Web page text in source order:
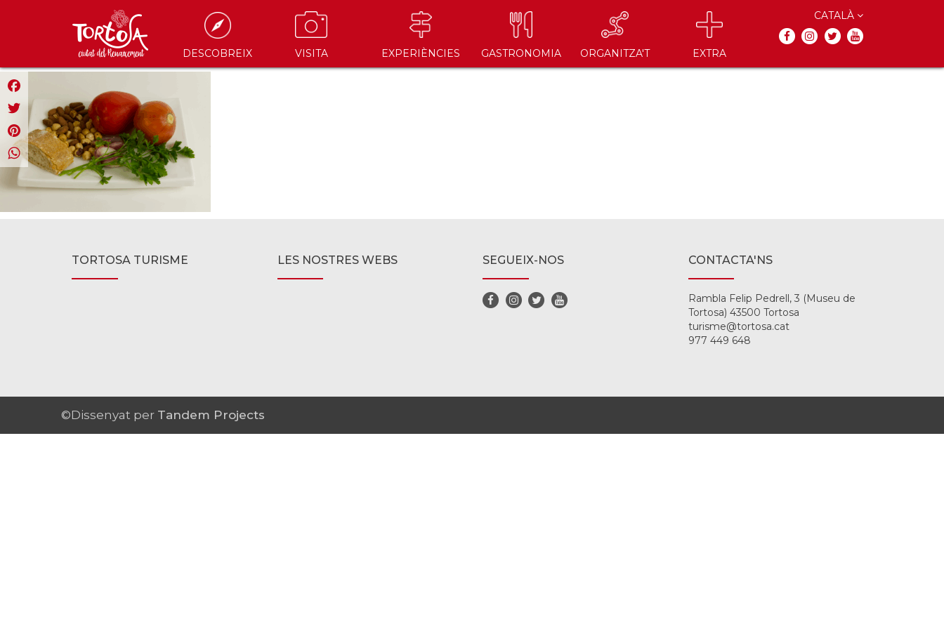
DESCOBREIX VISITA EXPERIÈNCIES GASTRONOMIA ORGANITZA'T EXTRA
CATALÀ
TORTOSA TURISME LES NOSTRES WEBS SEGUEIX-NOS CONTACTA'NS
Rambla Felip Pedrell, 3 (Museu de
Tortosa) 43500 Tortosa
turisme@tortosa.cat
977 449 648
©Dissenyat per Tandem Projects
Facebook
Twitter
Pinterest
WhatsApp